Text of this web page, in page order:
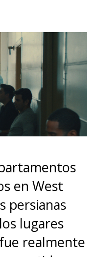
en West
persianas
lugares
realmente